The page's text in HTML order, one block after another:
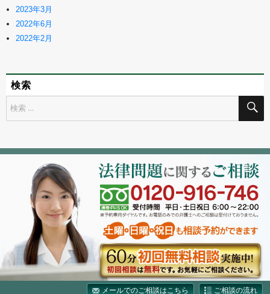
2023年3月
2022年6月
2022年2月
検索
メールでのご相談はこちら ご相談の流れ